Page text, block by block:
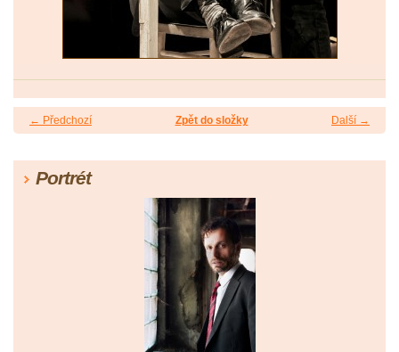
← Předchozí Další →
Zpět do složky
Portrét